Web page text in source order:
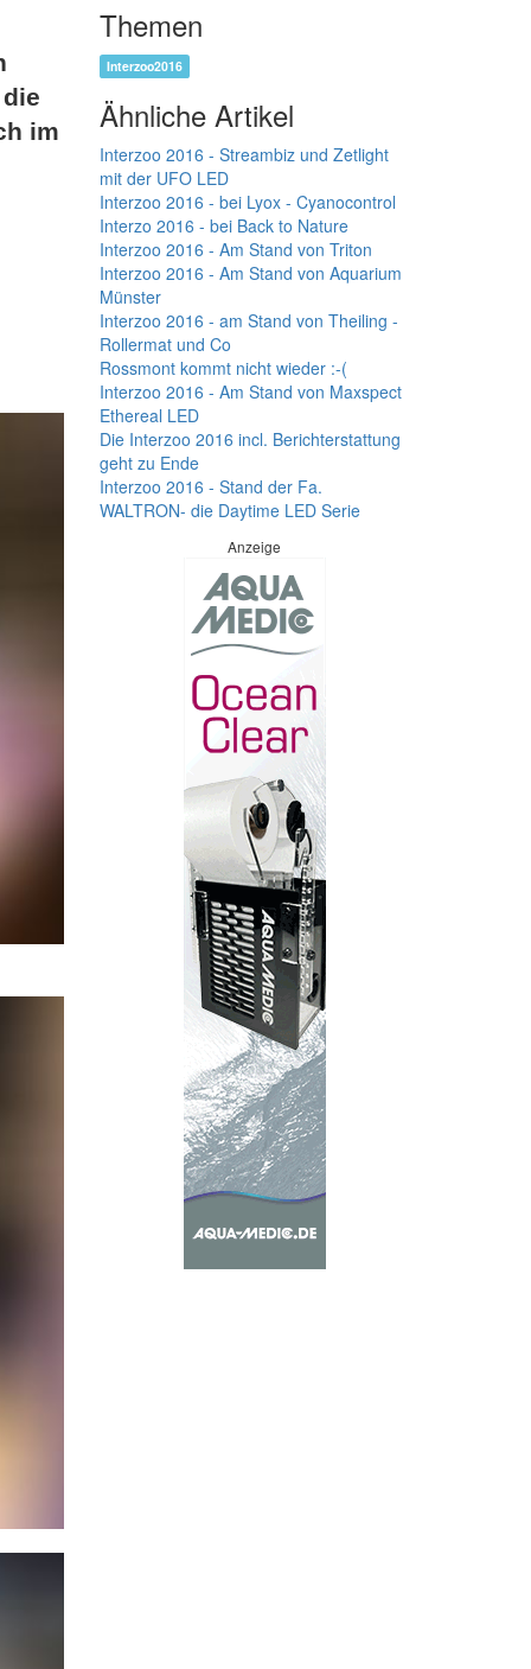
im
Themen
Interzoo2016
Ähnliche Artikel
Interzoo 2016 - Streambiz und Zetlight
mit der UFO LED
Interzoo 2016 - bei Lyox - Cyanocontrol
Interzo 2016 - bei Back to Nature
Interzoo 2016 - Am Stand von Triton
Interzoo 2016 - Am Stand von Aquarium
Münster
Interzoo 2016 - am Stand von Theiling -
Rollermat und Co
Rossmont kommt nicht wieder :-(
Interzoo 2016 - Am Stand von Maxspect
Ethereal LED
Die Interzoo 2016 incl. Berichterstattung
geht zu Ende
Interzoo 2016 - Stand der Fa.
WALTRON- die Daytime LED Serie
Anzeige